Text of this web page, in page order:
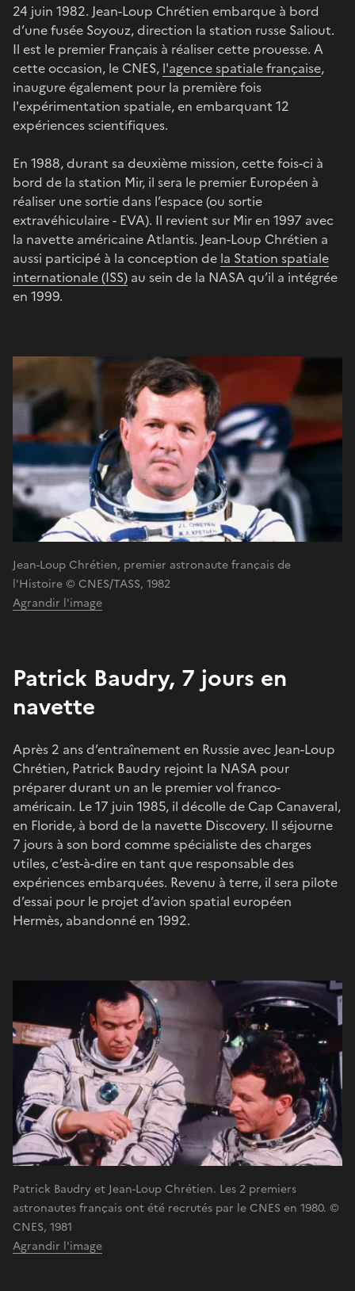
24 juin 1982. Jean-Loup Chrétien embarque à bord
d’une fusée Soyouz, direction la station russe Saliout.
Il est le premier Français à réaliser cette prouesse. A
cette occasion, le CNES, l'agence spatiale française,
inaugure également pour la première fois
l'expérimentation spatiale, en embarquant 12
expériences scientifiques.
En 1988, durant sa deuxième mission, cette fois-ci à
bord de la station Mir, il sera le premier Européen à
réaliser une sortie dans l’espace (ou sortie
extravéhiculaire - EVA). Il revient sur Mir en 1997 avec
la navette américaine Atlantis. Jean-Loup Chrétien a
aussi participé à la conception de la Station spatiale
internationale (ISS) au sein de la NASA qu’il a intégrée
en 1999.
Jean-Loup Chrétien, premier astronaute français de
l'Histoire © CNES/TASS, 1982
Agrandir l'image
Patrick Baudry, 7 jours en
navette
Après 2 ans d’entraînement en Russie avec Jean-Loup
Chrétien, Patrick Baudry rejoint la NASA pour
préparer durant un an le premier vol franco-
américain. Le 17 juin 1985, il décolle de Cap Canaveral,
en Floride, à bord de la navette Discovery. Il séjourne
7 jours à son bord comme spécialiste des charges
utiles, c’est-à-dire en tant que responsable des
expériences embarquées. Revenu à terre, il sera pilote
d’essai pour le projet d’avion spatial européen
Hermès, abandonné en 1992.
Patrick Baudry et Jean-Loup Chrétien. Les 2 premiers
astronautes français ont été recrutés par le CNES en 1980. ©
CNES, 1981
Agrandir l'image